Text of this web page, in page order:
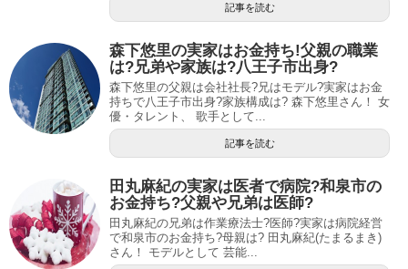
記事を読む
森下悠里の実家はお金持ち!父親の職業
は?兄弟や家族は?八王子市出身?
森下悠里の父親は会社社長?兄はモデル?実家はお金
持ちで八王子市出身?家族構成は? 森下悠里さん！ 女
優・タレント、 歌手として...
記事を読む
田丸麻紀の実家は医者で病院?和泉市の
お金持ち?父親や兄弟は医師?
田丸麻紀の兄弟は作業療法士?医師?実家は病院経営
で和泉市のお金持ち?母親は? 田丸麻紀(たまるまき)
さん！ モデルとして 芸能...